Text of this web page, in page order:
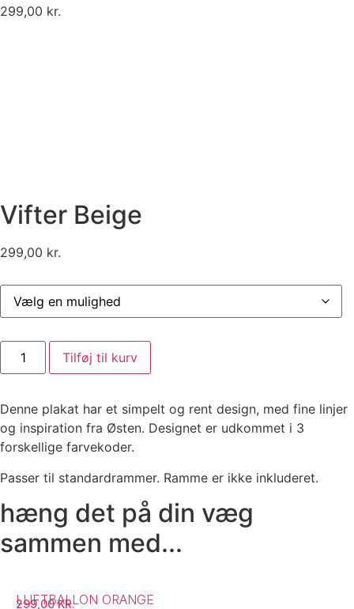
299,00 kr.
Vifter Beige
299,00 kr.
Vifter
Beige
antal
Tilføj til kurv
Denne plakat har et simpelt og rent design, med fine linjer
og inspiration fra Østen. Designet er udkommet i 3
forskellige farvekoder.
Passer til standardrammer. Ramme er ikke inkluderet.
hæng det på din væg
sammen med...
LUFTBALLON ORANGE
299,00KR.